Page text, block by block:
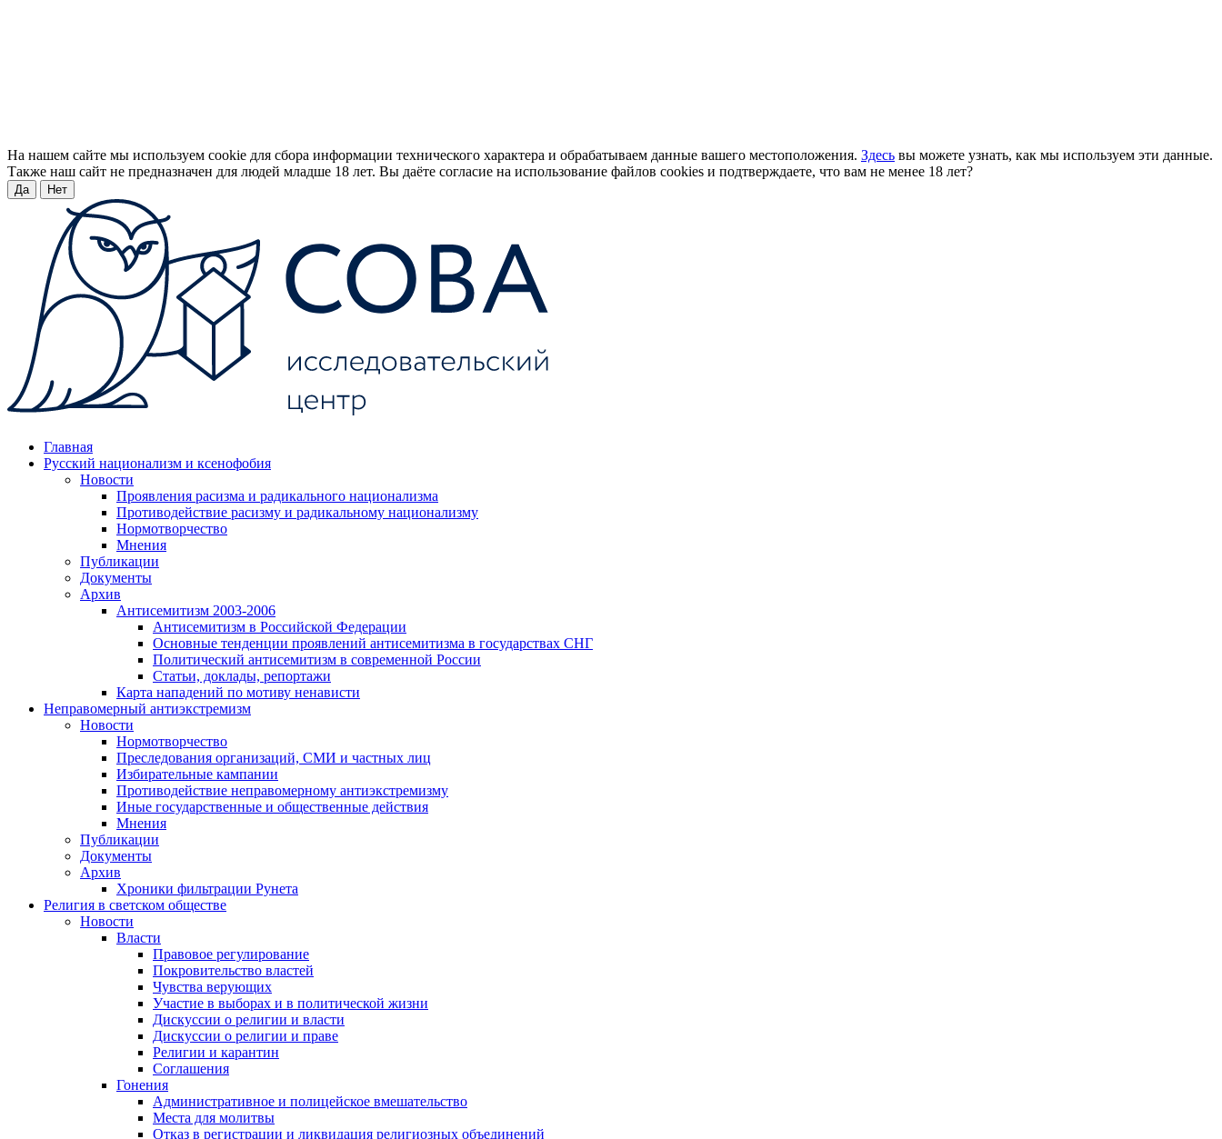
На нашем сайте мы используем cookie для сбора информации технического характера и обрабатываем данные вашего местоположения. Здесь вы можете узнать, как мы используем эти данные.
Также наш сайт не предназначен для людей младше 18 лет. Вы даёте согласие на использование файлов cookies и подтверждаете, что вам не менее 18 лет?
Да Нет
Главная
Русский национализм и ксенофобия
Новости
Проявления расизма и радикального национализма
Противодействие расизму и радикальному национализму
Нормотворчество
Мнения
Публикации
Документы
Архив
Антисемитизм 2003-2006
Антисемитизм в Российской Федерации
Основные тенденции проявлений антисемитизма в государствах СНГ
Политический антисемитизм в современной России
Статьи, доклады, репортажи
Карта нападений по мотиву ненависти
Неправомерный антиэкстремизм
Новости
Нормотворчество
Преследования организаций, СМИ и частных лиц
Избирательные кампании
Противодействие неправомерному антиэкстремизму
Иные государственные и общественные действия
Мнения
Публикации
Документы
Архив
Хроники фильтрации Рунета
Религия в светском обществе
Новости
Власти
Правовое регулирование
Покровительство властей
Чувства верующих
Участие в выборах и в политической жизни
Дискуссии о религии и власти
Дискуссии о религии и праве
Религии и карантин
Соглашения
Гонения
Административное и полицейское вмешательство
Места для молитвы
Отказ в регистрации и ликвидация религиозных объединений